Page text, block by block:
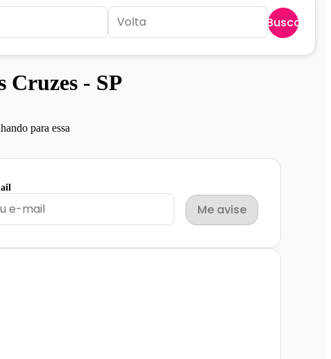
Buscar
Cruzes - SP
para essa
Me avise